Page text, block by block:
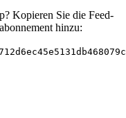
Kopieren Sie die Feed-
hinzu: